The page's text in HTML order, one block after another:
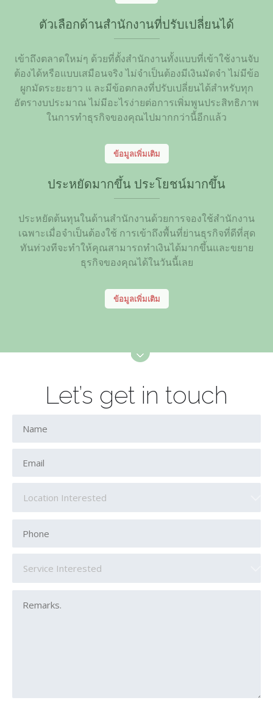
ตัวเลือกด้านสำนักงานที่ปรับเปลี่ยนได้
เข้าถึงตลาดใหม่ๆ ด้วยที่ตั้งสำนักงานทั้งแบบที่เข้าใช้งานจับ
ต้องได้หรือแบบเสมือนจริง ไม่จำเป็นต้องมีเงินมัดจำ ไม่มีข้อ
ผูกมัดระยะยาว แ ละมีข้อตกลงที่ปรับเปลี่ยนได้สำหรับทุก
อัตรางบประมาณ ไม่มีอะไรง่ายต่อการเพิ่มพูนประสิทธิภาพ
ในการทำธุรกิจของคุณไปมากกว่านี้อีกแล้ว
ข้อมูลเพิ่มเติม
ประหยัดมากขึ้น ประโยชน์มากขึ้น
ประหยัดต้นทุนในด้านสำนักงานด้วยการจองใช้สำนักงาน
เฉพาะเมื่อจำเป็นต้องใช้ การเข้าถึงพื้นที่ย่านธุรกิจที่ดีที่สุด
ทันท่วงทีจะทำให้คุณสามารถทำเงินได้มากขึ้นและขยาย
ธุรกิจของคุณได้ในวันนี้เลย
ข้อมูลเพิ่มเติม
Let’s get in touch